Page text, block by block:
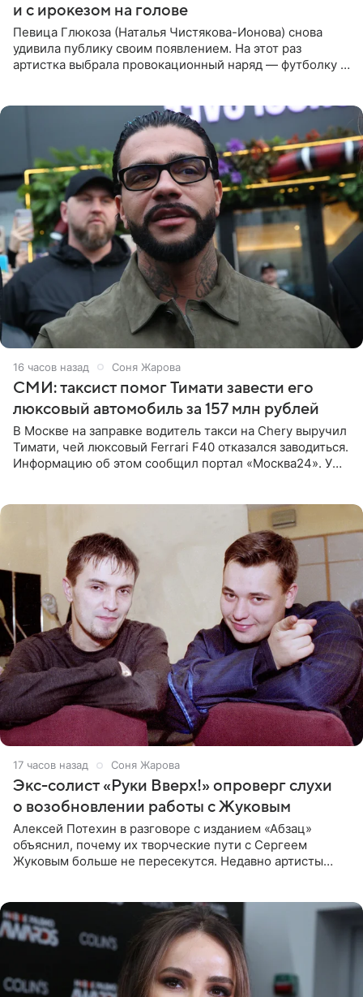
и с ирокезом на голове
Певица Глюкоза (Наталья Чистякова-Ионова) снова
удивила публику своим появлением. На этот раз
артистка выбрала провокационный наряд — футболку с
16 часов назад Соня Жарова
СМИ: таксист помог Тимати завести его
люксовый автомобиль за 157 млн рублей
В Москве на заправке водитель такси на Chery выручил
Тимати, чей люксовый Ferrari F40 отказался заводиться.
Информацию об этом сообщил портал «Москва24». У
17 часов назад Соня Жарова
Экс-солист «Руки Вверх!» опроверг слухи
о возобновлении работы с Жуковым
Алексей Потехин в разговоре с изданием «Абзац»
объяснил, почему их творческие пути с Сергеем
Жуковым больше не пересекутся. Недавно артисты